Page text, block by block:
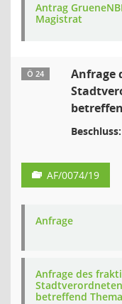
Antrag
Magistrat
Ö 24
Anfrage
Beschluss:
AF/0074/19
Anfrage
Anfrage des
betreffend